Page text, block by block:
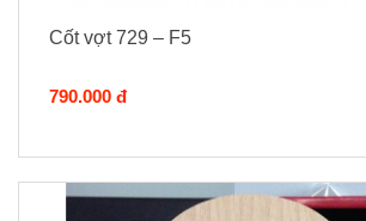
Cốt vợt 729 – F5
790.000 đ